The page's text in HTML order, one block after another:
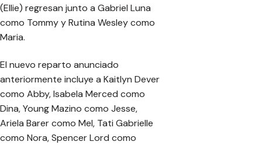
(Ellie) regresan junto a Gabriel Luna
como Tommy y Rutina Wesley como
Maria.
El nuevo reparto anunciado
anteriormente incluye a Kaitlyn Dever
como Abby, Isabela Merced como
Dina, Young Mazino como Jesse,
Ariela Barer como Mel, Tati Gabrielle
como Nora, Spencer Lord como